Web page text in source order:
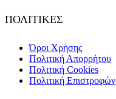
ΠΟΛΙΤΙΚΕΣ
Όροι Χρήσης
Πολιτική Απορρήτου
Πολιτική Cookies
Πολιτική Επιστροφών